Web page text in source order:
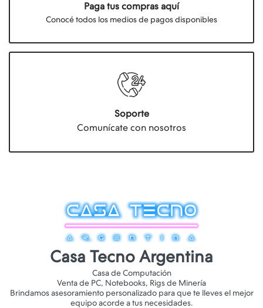
Paga tus compras aquí
Conocé todos los medios de pagos disponibles
Soporte
Comunícate con nosotros
Casa Tecno Argentina
Casa de Computación
Venta de PC, Notebooks, Rigs de Minería
Brindamos asesoramiento personalizado para que te lleves el mejor